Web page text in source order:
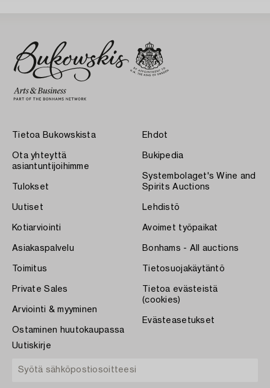
Tietoa Bukowskista
Ota yhteyttä
asiantuntijoihimme
Tulokset
Uutiset
Kotiarviointi
Asiakaspalvelu
Toimitus
Private Sales
Arviointi & myyminen
Ostaminen huutokaupassa
Ehdot
Bukipedia
Systembolaget's Wine and
Spirits Auctions
Lehdistö
Avoimet työpaikat
Bonhams - All auctions
Tietosuojakäytäntö
Tietoa evästeistä
(cookies)
Evästeasetukset
Uutiskirje